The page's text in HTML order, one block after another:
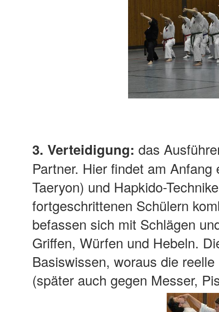
3. Verteidigung: das
Partner. Hier findet am
Taeryon) und Hapkido-
fortgeschrittenen Schülern
befassen sich mit Schlägen
Griffen, Würfen und Hebeln.
Basiswissen, woraus die
(später auch gegen Messer,